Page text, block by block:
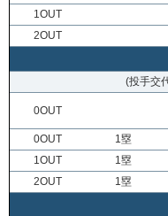
1OUT
2OUT
(投手
0OUT
0OUT
1塁
1OUT
1塁
2OUT
1塁